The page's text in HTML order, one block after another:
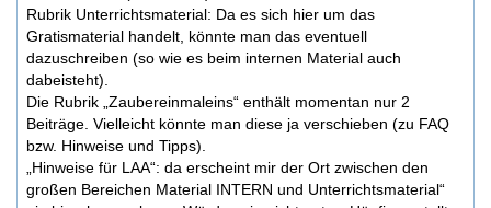
Rubrik Unterrichtsmaterial: Da es sich hier um das
Gratismaterial handelt, könnte man das eventuell
dazuschreiben (so wie es beim internen Material auch
dabeisteht).
Die Rubrik „Zaubereinmaleins“ enthält momentan nur 2
Beiträge. Vielleicht könnte man diese ja verschieben (zu FAQ
bzw. Hinweise und Tipps).
„Hinweise für LAA“: da erscheint mir der Ort zwischen den
großen Bereichen Material INTERN und Unterrichtsmaterial“